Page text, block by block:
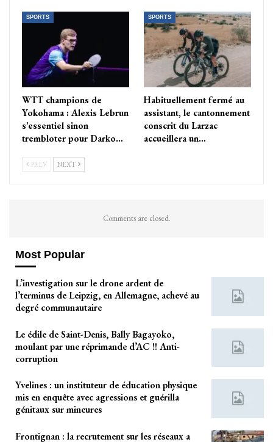
SPORTS
WTT champions de
Yokohama : Alexis Lebrun
s’essentiel sinon
trembloter pour Darko…
SPORTS
Habituellement fermé au
assistant, le cantonnement
conscrit du Larzac
accueillera un…
PREV NEXT
Comments are closed.
Most Popular
L’investigation sur le drone ardent de
l’terminus de Leipzig, en Allemagne, achevé au
degré communautaire
Le édile de Saint-Denis, Bally Bagayoko,
moulant par une réprimande d’AC !! Anti-
corruption
Yvelines : un instituteur de éducation physique
mis en enquête avec agressions et guérilla
génitaux sur mineures
Frontignan : la recrutement sur les réseaux a